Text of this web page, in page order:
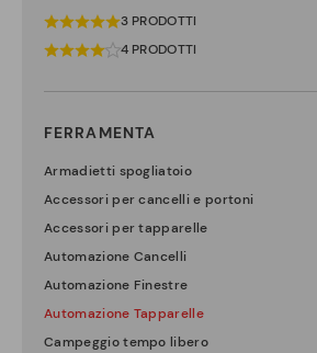
3 PRODOTTI
4 PRODOTTI
FERRAMENTA
Armadietti spogliatoio
Accessori per cancelli e portoni
Accessori per tapparelle
Automazione Cancelli
Automazione Finestre
Automazione Tapparelle
Campeggio tempo libero